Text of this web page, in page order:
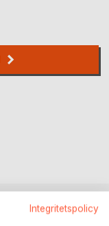
Integritetspolicy